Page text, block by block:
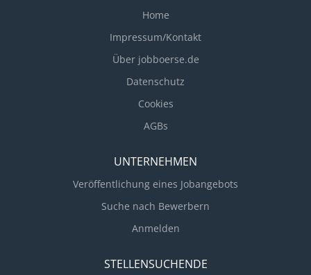
Home
Impressum/Kontakt
Über jobboerse.de
Datenschutz
Cookies
AGBs
UNTERNEHMEN
Veröffentlichung eines Jobangebots
Suche nach Bewerbern
Anmelden
STELLENSUCHENDE